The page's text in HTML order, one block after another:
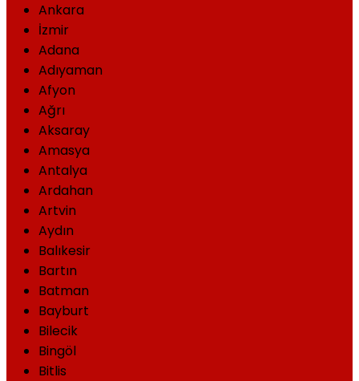
Ankara
İzmir
Adana
Adıyaman
Afyon
Ağrı
Aksaray
Amasya
Antalya
Ardahan
Artvin
Aydın
Balıkesir
Bartın
Batman
Bayburt
Bilecik
Bingöl
Bitlis